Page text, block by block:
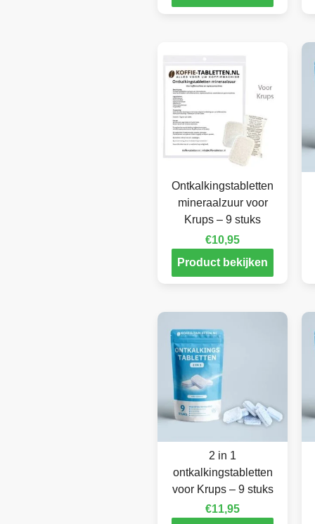
Ontkalkingstabletten
mineraalzuur voor
Krups – 9 stuks
€10,95
Product bekijken
2 in 1
ontkalkingstabletten
voor Krups – 9 stuks
€11,95